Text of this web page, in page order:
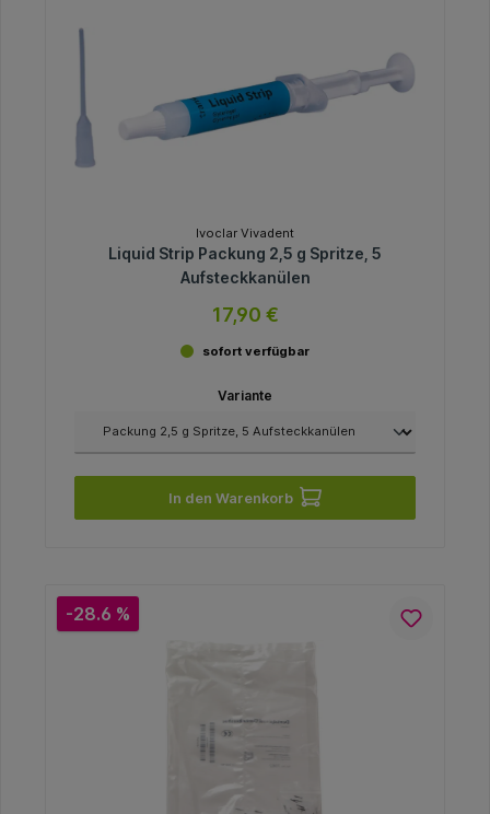
Ivoclar Vivadent
Liquid Strip Packung 2,5 g Spritze, 5
Aufsteckkanülen
17,90 €
sofort verfügbar
Variante
In den Warenkorb
-28.6 %